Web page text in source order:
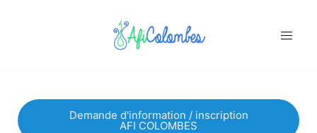
Demande d'information / inscription
AFI COLOMBES